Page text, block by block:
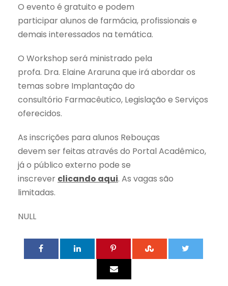
O evento é gratuito e podem
participar alunos de farmácia, profissionais e
demais interessados na temática.
O Workshop será ministrado pela
profa. Dra. Elaine Araruna que irá abordar os
temas sobre Implantação do
consultório Farmacêutico, Legislação e Serviços
oferecidos.
As inscrições para alunos Rebouças
devem ser feitas através do Portal Acadêmico,
já o público externo pode se
inscrever clicando aqui. As vagas são
limitadas.
NULL